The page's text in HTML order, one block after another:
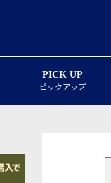
PICK UP
ピックアップ